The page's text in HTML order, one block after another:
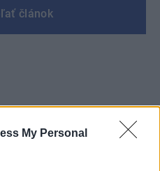
My Personal
článok